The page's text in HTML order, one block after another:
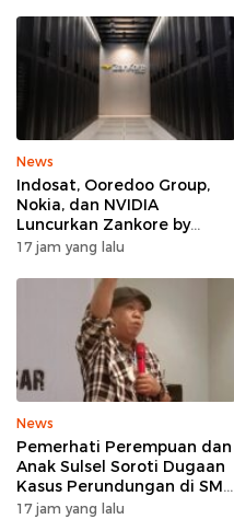
News
Indosat, Ooredoo Group,
Nokia, dan NVIDIA
Luncurkan Zankore by
Indosat, Siap Layani
dengan Platform
Infrastruktur AI
Terintegerasi
17 jam yang lalu
News
Pemerhati Perempuan dan
Anak Sulsel Soroti Dugaan
Kasus Perundungan di SMP
Negeri 3 Makassar, TPPK
17 jam yang lalu